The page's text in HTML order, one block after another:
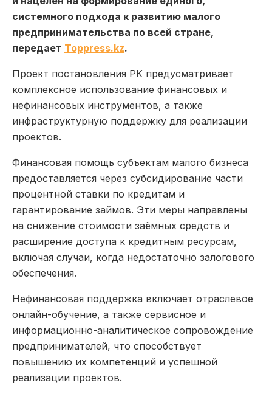
системного подхода к развитию малого
предпринимательства по всей стране,
передает Toppress.kz.
Проект постановления РК предусматривает
комплексное использование финансовых и
нефинансовых инструментов, а также
инфраструктурную поддержку для реализации
проектов.
Финансовая помощь субъектам малого бизнеса
предоставляется через субсидирование части
процентной ставки по кредитам и
гарантирование займов. Эти меры направлены
на снижение стоимости заёмных средств и
расширение доступа к кредитным ресурсам,
включая случаи, когда недостаточно залогового
обеспечения.
Нефинансовая поддержка включает отраслевое
онлайн-обучение, а также сервисное и
информационно-аналитическое сопровождение
предпринимателей, что способствует
повышению их компетенций и успешной
реализации проектов.